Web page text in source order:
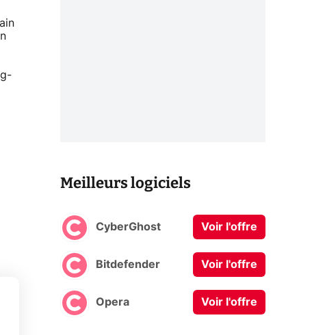
Meilleurs logiciels
CyberGhost Voir l'offre
Bitdefender Voir l'offre
Opera Voir l'offre